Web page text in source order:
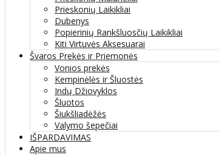
Prieskonių Laikikliai
Dubenys
Popierinių Rankšluosčių Laikikliai
Kiti Virtuvės Aksesuarai
Švaros Prekės ir Priemonės
Vonios prekės
Kempinėlės ir Šluostės
Indų Džiovyklos
Šluotos
Šiukšliadėžės
Valymo šepečiai
IŠPARDAVIMAS
Apie mus